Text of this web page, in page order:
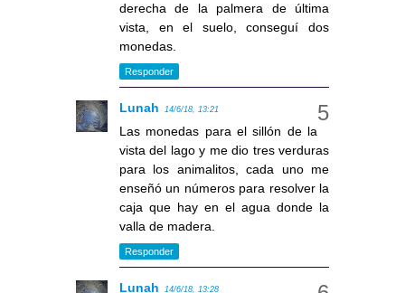
derecha de la palmera de última
vista, en el suelo, conseguí dos
monedas.
Responder
Lunah 14/6/18, 13:21
Las monedas para el sillón de la
vista del lago y me dio tres verduras
para los animalitos, cada uno me
enseñó un números para resolver la
caja que hay en el agua donde la
valla de madera.
Responder
Lunah 14/6/18, 13:28